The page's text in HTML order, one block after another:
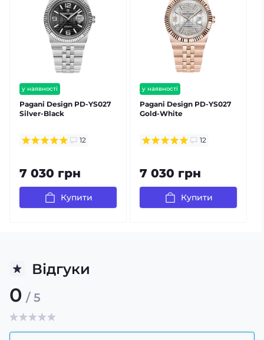
у наявності
безкоштовна доставка
гарантія 12 міс
Pagani Design PD-YS027
Silver-Black
12
7 030 грн
Купити
у наявності
безкоштовна доставка
гарантія 12 міс
Pagani Design PD-YS027
Gold-White
12
7 030 грн
Купити
Відгуки
0 / 5